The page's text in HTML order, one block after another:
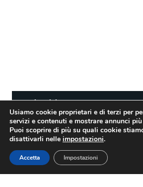
Tempi Rapidi
04
Usiamo cookie proprietari e di terzi per
servizi e contenuti e mostrare annunci
Puoi scoprire di più su quali cookie
disattivarli nelle impostazioni.
Accetta Impostazioni